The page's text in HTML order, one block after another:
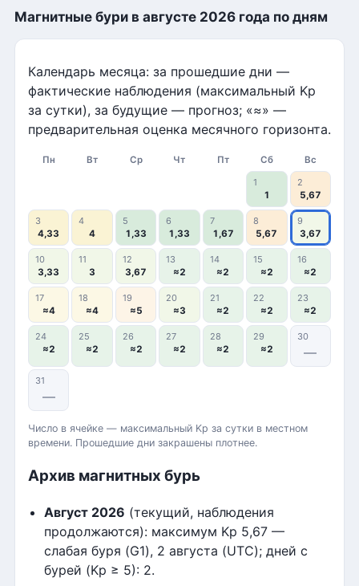
Магнитные бури в августе 2026 года по дням
Календарь месяца: за прошедшие дни —
фактические наблюдения (максимальный Kp
за сутки), за будущие — прогноз; «≈» —
предварительная оценка месячного горизонта.
Пн Вт Ср Чт Пт Сб
Вс
1
1
2
5,67
3
4,33
4
4
5
1,33
6
1,33
7
1,67
8
5,67
9
3,67
10
3,33
11
3
12
3,67
13
≈2
14
≈2
15
≈2
16
≈2
17
≈4
18
≈4
19
≈5
20
≈3
21
≈2
22
≈2
23
≈2
24
≈2
25
≈2
26
≈2
27
≈2
28
≈2
29
≈2
30
—
31
—
Число в ячейке — максимальный Kp за сутки в местном
времени. Прошедшие дни закрашены плотнее.
Архив магнитных бурь
Август 2026 (текущий, наблюдения
продолжаются): максимум Kp 5,67 —
слабая буря (G1), 2 августа (UTC); дней с
бурей (Kp ≥ 5): 2.